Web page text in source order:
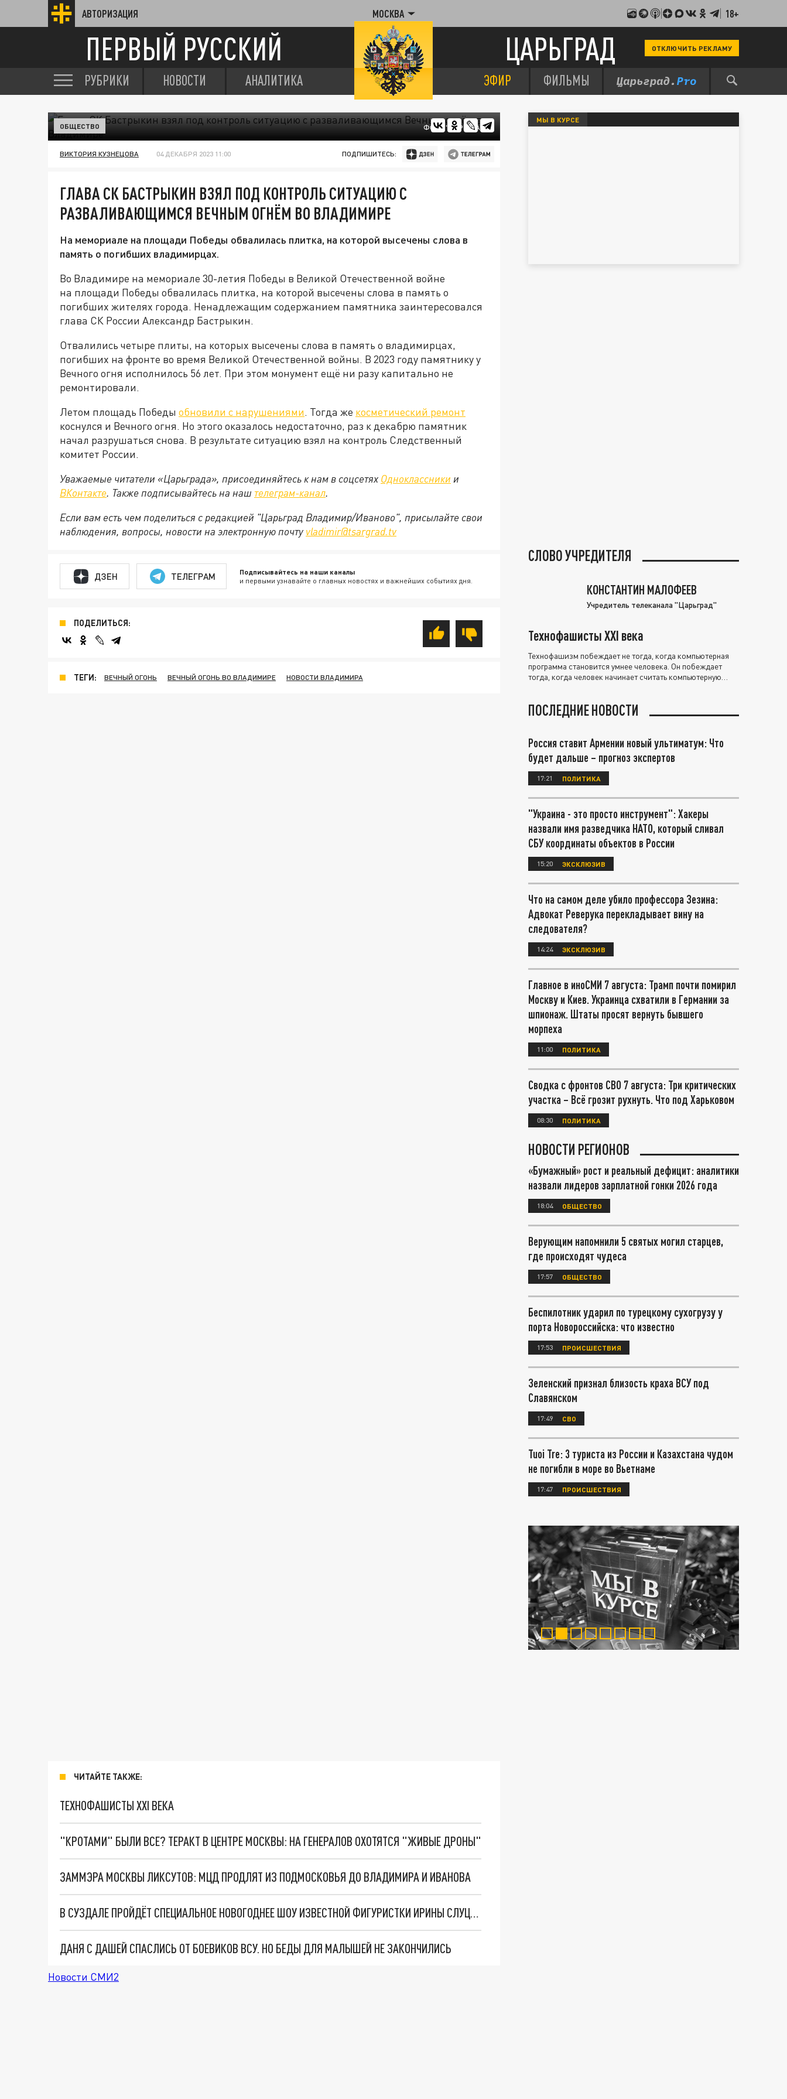
АВТОРИЗАЦИЯ МОСКВА 18+
ПЕРВЫЙ РУССКИЙ ЦАРЬГРАД ОТКЛЮЧИТЬ РЕКЛАМУ
РУБРИКИ НОВОСТИ АНАЛИТИКА ЭФИР ФИЛЬМЫ
ФОТО "ЦАРЬГРАД"
ОБЩЕСТВО
ВИКТОРИЯ КУЗНЕЦОВА 04 ДЕКАБРЯ 2023 11:00 ПОДПИШИТЕСЬ:
ГЛАВА СК БАСТРЫКИН ВЗЯЛ ПОД КОНТРОЛЬ СИТУАЦИЮ С
РАЗВАЛИВАЮЩИМСЯ ВЕЧНЫМ ОГНЁМ ВО ВЛАДИМИРЕ
На мемориале на площади Победы обвалилась плитка, на которой высечены слова в
память о погибших владимирцах.
Во Владимире на мемориале 30-летия Победы в Великой Отечественной войне
на площади Победы обвалилась плитка, на которой высечены слова в память о
погибших жителях города. Ненадлежащим содержанием памятника заинтересовался
глава СК России Александр Бастрыкин.
Отвалились четыре плиты, на которых высечены слова в память о владимирцах,
погибших на фронте во время Великой Отечественной войны. В 2023 году памятнику у
Вечного огня исполнилось 56 лет. При этом монумент ещё ни разу капитально не
ремонтировали.
Летом площадь Победы обновили с нарушениями. Тогда же косметический ремонт
коснулся и Вечного огня. Но этого оказалось недостаточно, раз к декабрю памятник
начал разрушаться снова. В результате ситуацию взял на контроль Следственный
комитет России.
Уважаемые читатели «Царьграда», присоединяйтесь к нам в соцсетях Одноклассники и
ВКонтакте. Также подписывайтесь на наш телеграм-канал.
Если вам есть чем поделиться с редакцией "Царьград Владимир/Иваново", присылайте свои
наблюдения, вопросы, новости на электронную почту vladimir@tsargrad.tv
ДЗЕН ТЕЛЕГРАМ Подписывайтесь на наши каналы
и первыми узнавайте о главных новостях и важнейших событиях дня.
ПОДЕЛИТЬСЯ:
ТЕГИ: ВЕЧНЫЙ ОГОНЬ ВЕЧНЫЙ ОГОНЬ ВО ВЛАДИМИРЕ НОВОСТИ ВЛАДИМИРА
ЧИТАЙТЕ ТАКЖЕ:
ТЕХНОФАШИСТЫ XXI ВЕКА
"КРОТАМИ" БЫЛИ ВСЕ? ТЕРАКТ В ЦЕНТРЕ МОСКВЫ: НА ГЕНЕРАЛОВ ОХОТЯТСЯ "ЖИВЫЕ ДРОНЫ"
ЗАММЭРА МОСКВЫ ЛИКСУТОВ: МЦД ПРОДЛЯТ ИЗ ПОДМОСКОВЬЯ ДО ВЛАДИМИРА И ИВАНОВА
В СУЗДАЛЕ ПРОЙДЁТ СПЕЦИАЛЬНОЕ НОВОГОДНЕЕ ШОУ ИЗВЕСТНОЙ ФИГУРИСТКИ ИРИНЫ СЛУЦКОЙ
ДАНЯ С ДАШЕЙ СПАСЛИСЬ ОТ БОЕВИКОВ ВСУ. НО БЕДЫ ДЛЯ МАЛЫШЕЙ НЕ ЗАКОНЧИЛИСЬ
Новости СМИ2
МЫ В КУРСЕ
СЛОВО УЧРЕДИТЕЛЯ
КОНСТАНТИН МАЛОФЕЕВ
Учредитель телеканала "Царьград"
Технофашисты XXI века
Технофашизм побеждает не тогда, когда компьютерная
программа становится умнее человека. Он побеждает
тогда, когда человек начинает считать компьютерную
ПОСЛЕДНИЕ НОВОСТИ
Россия ставит Армении новый ультиматум: Что
будет дальше – прогноз экспертов
17:21 ПОЛИТИКА
"Украина - это просто инструмент": Хакеры
назвали имя разведчика НАТО, который сливал
СБУ координаты объектов в России
15:20 ЭКСКЛЮЗИВ
Что на самом деле убило профессора Зезина:
Адвокат Реверука перекладывает вину на
следователя?
14:24 ЭКСКЛЮЗИВ
Главное в иноСМИ 7 августа: Трамп почти помирил
Москву и Киев. Украинца схватили в Германии за
шпионаж. Штаты просят вернуть бывшего
морпеха
11:00 ПОЛИТИКА
Сводка с фронтов СВО 7 августа: Три критических
участка – Всё грозит рухнуть. Что под Харьковом
08:30 ПОЛИТИКА
НОВОСТИ РЕГИОНОВ
«Бумажный» рост и реальный дефицит: аналитики
назвали лидеров зарплатной гонки 2026 года
18:04 ОБЩЕСТВО
Верующим напомнили 5 святых могил старцев,
где происходят чудеса
17:57 ОБЩЕСТВО
Беспилотник ударил по турецкому сухогрузу у
порта Новороссийска: что известно
17:53 ПРОИСШЕСТВИЯ
Зеленский признал близость краха ВСУ под
Славянском
17:49 СВО
Tuoi Tre: 3 туриста из России и Казахстана чудом
не погибли в море во Вьетнаме
17:47 ПРОИСШЕСТВИЯ